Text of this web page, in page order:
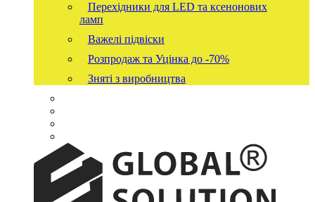
Перехідники для LED та ксенонових
ламп
Важелі підвіски
Розпродаж та Уцінка до -70%
Зняті з виробництва